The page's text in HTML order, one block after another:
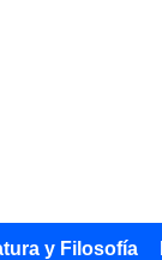
y Filosofía